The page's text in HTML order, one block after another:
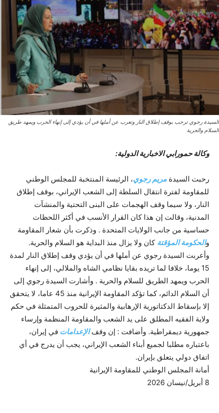
السيدة رجوي ترحب بوقف إطلاق النار وتعرب عن أملها في أن يؤدي إلى إنهاء الحرب ويمهد طريق
السلام والحرية
وكالة حمورابي الاخبارية الدولية:
رحبت السيدة مريم رجوي، الرئيسة المنتخبة للمجلس الوطني
للمقاومة لفترة انتقال السلطة إلى الشعب الإيراني، بوقف إطلاق
النار، ولا سيما وقف الهجمات على البنى التحتية والمنشآت
المدنية، وقالت إن هذا كان القرار الأنسب في أكثر اللحظات
حساسية من جانب الولايات المتحدة . وذكرت بأن شعار المقاومة
والحكومة المؤقتة كان ولا يزال منذ البداية هو السلام والحرية.
وأعربت السيدة رجوي عن أملها في أن يؤدي وقف إطلاق النار لمدة
15 يوما، خلافا لما تريده بقايا نظامي الشاه والملالي، إلى إنهاء
الحرب ويمهد الطريق للسلام والحرية . وأشارت السيدة رجوي إلى
أن السلام الدائم، كما تؤكد المقاومة الإيرانية منذ 45 عاما، لا يتحقق
إلا بإسقاط الدكتاتورية الإرهابية والمثيرة للحروب المتمثلة في حكم
ولاية الفقيه المطلق على يد الشعب والمقاومة المنظمة وإرساء
جمهورية ديمقراطية. وأضافت : إن وقفالإعدامات في إيران،
باعتباره مطلبا لجميع أبناء الشعب الإيراني، يجب أن يدرج في أي
اتفاق دولي يتعلق بإيران.
أمانة المجلس الوطني للمقاومة الإيرانية
8 أبريل/نيسان 2026